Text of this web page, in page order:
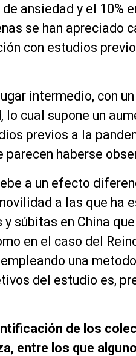
ansiedad y el 10%
se han apreciado
con estudios
intermedio, con un
cual supone un
previos a la
haberse
a un efecto
a las que ha
súbitas en China
en el caso del
una
del estudio es,
de los
entre los que